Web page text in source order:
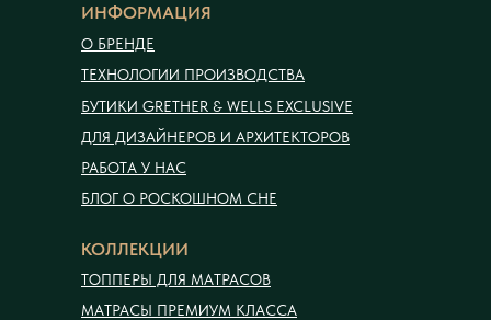
ИНФОРМАЦИЯ
О БРЕНДЕ
ТЕХНОЛОГИИ ПРОИЗВОДСТВА
БУТИКИ GRETHER & WELLS EXCLUSIVE
ДЛЯ ДИЗАЙНЕРОВ И АРХИТЕКТОРОВ
РАБОТА У НАС
БЛОГ О РОСКОШНОМ СНЕ
КОЛЛЕКЦИИ
ТОППЕРЫ ДЛЯ МАТРАСОВ
МАТРАСЫ ПРЕМИУМ КЛАССА